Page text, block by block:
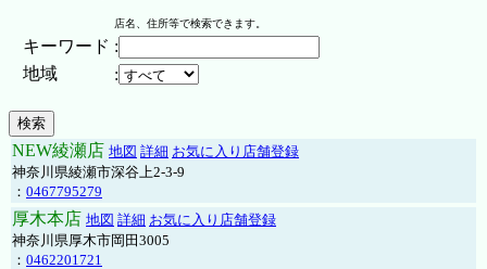
店名、住所等で検索できます。
キーワード :
地域
:
NEW綾瀬店 地図 詳細 お気に入り店舗登録
神奈川県綾瀬市深谷上2-3-9
： 0467795279
厚木本店 地図 詳細 お気に入り店舗登録
神奈川県厚木市岡田3005
： 0462201721